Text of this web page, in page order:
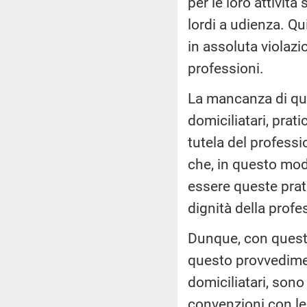
lordi a udienza.
in assoluta
professioni.
La mancanza di
domiciliatari,
tutela del
che, in questo
essere queste
dignità della
Dunque, con
questo
domiciliatari,